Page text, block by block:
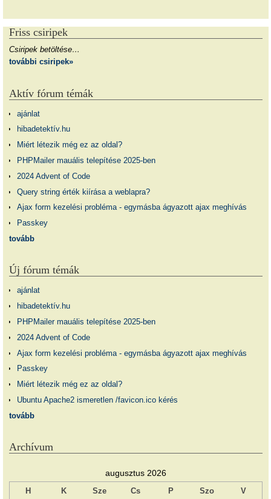
Friss csiripek
Csiripek betöltése…
további csiripek»
Aktív fórum témák
ajánlat
hibadetektív.hu
Miért létezik még ez az oldal?
PHPMailer mauális telepítése 2025-ben
2024 Advent of Code
Query string érték kiírása a weblapra?
Ajax form kezelési probléma - egymásba ágyazott ajax meghívás
Passkey
tovább
Új fórum témák
ajánlat
hibadetektív.hu
PHPMailer mauális telepítése 2025-ben
2024 Advent of Code
Ajax form kezelési probléma - egymásba ágyazott ajax meghívás
Passkey
Miért létezik még ez az oldal?
Ubuntu Apache2 ismeretlen /favicon.ico kérés
tovább
Archívum
augusztus 2026
H K Sze Cs P Szo V